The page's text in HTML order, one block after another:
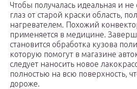
Чтобы получалась идеальная и
глаз от старой краски область,
нагревателем. Похожий
применяется в медицине.
становится обработка кузова
которую помогут в магазине
следует наносить новое
полностью на всю поверхность,
дороже.